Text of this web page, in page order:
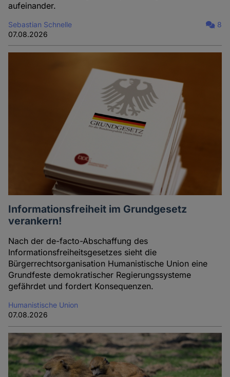
aufeinander.
Sebastian Schnelle
07.08.2026
8
Informationsfreiheit im Grundgesetz
verankern!
Nach der de-facto-Abschaffung des
Informationsfreiheitsgesetzes sieht die
Bürgerrechtsorganisation Humanistische Union eine
Grundfeste demokratischer Regierungssysteme
gefährdet und fordert Konsequenzen.
Humanistische Union
07.08.2026